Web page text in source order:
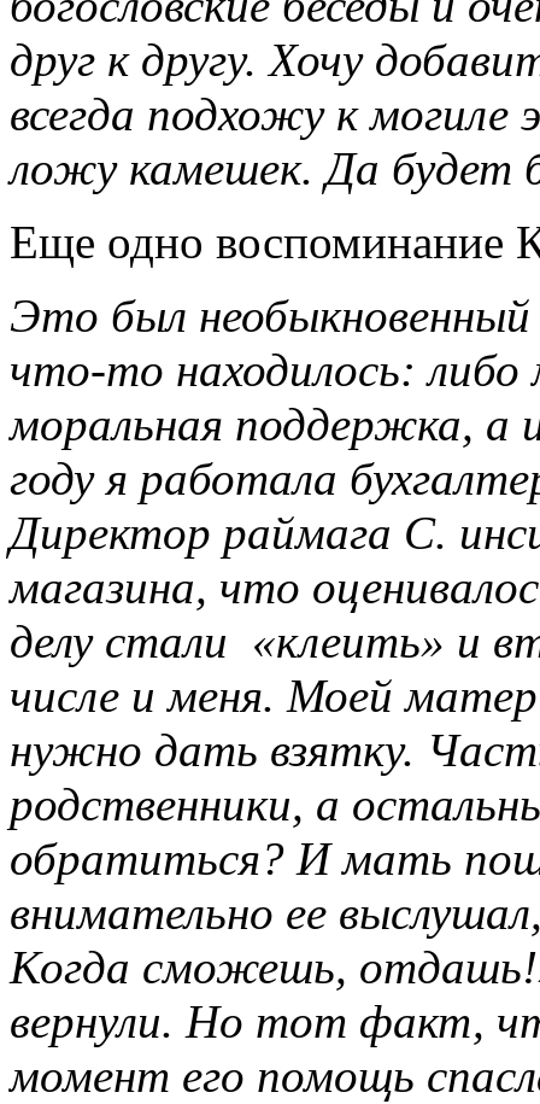
друг к другу. Хочу
всегда подхожу к могиле
ложу камешек. Да будет
Еще одно воспоминание
Это был необыкновенный
что-то находилось:
моральная поддержка, а
году я работала
Директор раймага С.
магазина, что
делу стали «клеить» и
числе и меня. Моей
нужно дать взятку.
родственники, а
обратиться? И мать
внимательно ее
Когда сможешь,
вернули. Но тот факт,
момент его помощь